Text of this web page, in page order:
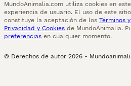
MundoAnimalia.com utiliza cookies en
experiencia de usuario. El uso de este
constituye la aceptación de los Términos
Privacidad y Cookies de MundoAnimalia.
preferencias en cualquier momento.
© Derechos de autor 2026 -